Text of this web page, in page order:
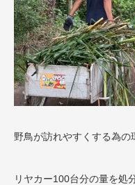
野鳥が訪れやすくする為の
リヤカー100台分の量を処